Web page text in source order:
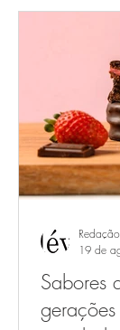
Sabores
Redação
19 de